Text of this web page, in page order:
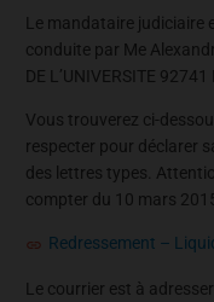
Le mandataire judiciaire
conduite par Me
DE L’UNIVERSITE 92741
Vous trouverez ci-
respecter pour déclarer
des lettres types.
compter du 10 mars
Redressement –
Le courrier est à